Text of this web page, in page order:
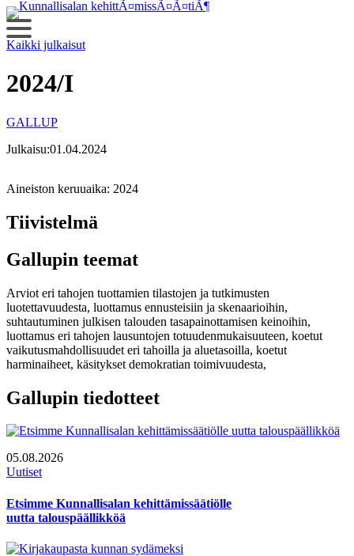
Siirry
sisältöön
Kaikki julkaisut
2024/I
GALLUP
Julkaisu:01.04.2024
Aineiston keruuaika: 2024
Tiivistelmä
Gallupin teemat
Arviot eri tahojen tuottamien tilastojen ja tutkimusten
luotettavuudesta, luottamus ennusteisiin ja skenaarioihin,
suhtautuminen julkisen talouden tasapainottamisen keinoihin,
luottamus eri tahojen lausuntojen totuudenmukaisuuteen, koetut
vaikutusmahdollisuudet eri tahoilla ja aluetasoilla, koetut
harminaiheet, käsitykset demokratian toimivuudesta,
Gallupin tiedotteet
05.08.2026
Uutiset
Etsimme Kunnallisalan kehittämissäätiölle
uutta talouspäällikköä